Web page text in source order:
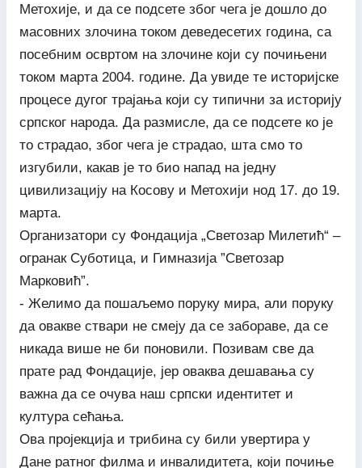
Метохије, и да се подсете због чега је дошло до
масовних злочина током деведесетих година, са
посебним освртом на злочине који су почињени
током марта 2004. године. Да увиде те историјске
процесе дугог трајања који су типични за историју
српског народа. Да размисле, да се подсете ко је
то страдао, због чега је страдао, шта смо то
изгубили, какав је то био напад на једну
цивилизацију на Косову и Метохији нод 17. до 19.
марта.
Организатори су Фондација „Светозар Милетић“ –
огранак Суботица, и Гимназија ”Светозар
Марковић”.
- Желимо да пошаљемо поруку мира, али поруку
да овакве ствари не смеју да се забораве, да се
никада више не би поновили. Позивам све да
прате рад Фондације, јер оваква дешавања су
важна да се очува наш српски идентитет и
култура сећања.
Ова пројекција и трибина су били увертира у
Дане ратног филма и инвалидитета, који почиње